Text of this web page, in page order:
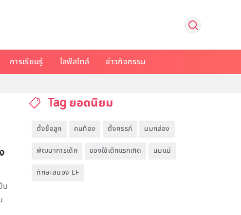
การเรียนรู้ ไลฟ์สไตล์ ข่าวกิจกรรม
น
Tag ยอดนิยม
ตั้งชื่อลูก คนท้อง ตั้งครรภ์ นมกล่อง
พัฒนาการเด็ก ของใช้เด็กแรกเกิด นมแม่
ทักษะสมอง EF